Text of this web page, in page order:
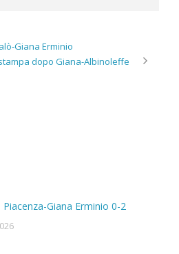
Giana Erminio
dopo Giana-Albinoleffe
Giana Erminio 0-2